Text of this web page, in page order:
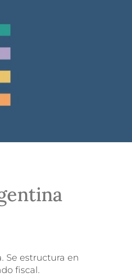
Se estructura en
fiscal.